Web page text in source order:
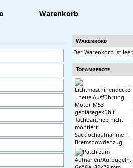
Warenkorb
Warenkorb
Der Warenkorb ist leer.
Topangebote